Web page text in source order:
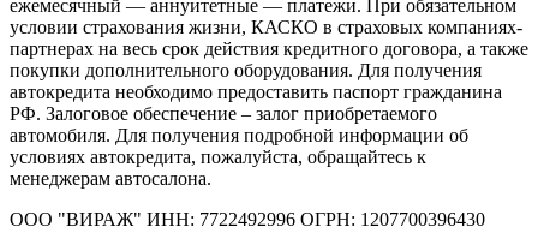
ежемесячный — аннуитетные — платежи. При обязательном
условии страхования жизни, КАСКО в страховых компаниях-
партнерах на весь срок действия кредитного договора, а также
покупки дополнительного оборудования. Для получения
автокредита необходимо предоставить паспорт гражданина
РФ. Залоговое обеспечение – залог приобретаемого
автомобиля. Для получения подробной информации об
условиях автокредита, пожалуйста, обращайтесь к
менеджерам автосалона.
ООО "ВИРАЖ" ИНН: 7722492996 ОГРН: 1207700396430